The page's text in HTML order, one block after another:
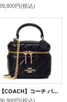
円(税込)
【COACH】コーチ バッグ レザー キルティング アヴァ ロゴ スクエア ボックス チェーン クロスボディ 2WAY 斜め掛け ショルダー ハンドバッグ ブラック（日本未発売）
円(税込)